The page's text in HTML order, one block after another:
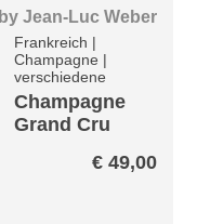
byJean-Luc Weber
Frankreich |
Champagne |
verschiedene
Champagne
Grand Cru
Racines Brut
€ 49,00